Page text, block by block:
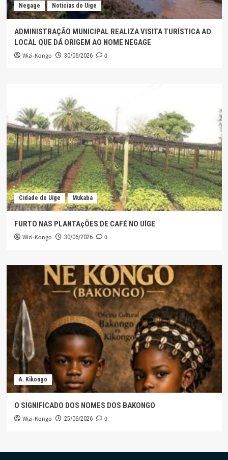
Negage Noticias do Uige
ADMINISTRAÇÃO MUNICIPAL REALIZA VISITA TURÍSTICA AO
LOCAL QUE DÁ ORIGEM AO NOME NEGAGE
Wizi-Kongo 30/06/2026 0
Cidade do Uíge Mukaba
FURTO NAS PLANTAçÕES DE CAFÉ NO UÍGE
Wizi-Kongo 30/06/2026 0
A. Kikongo
O SIGNIFICADO DOS NOMES DOS BAKONGO
Wizi-Kongo 25/06/2026 0